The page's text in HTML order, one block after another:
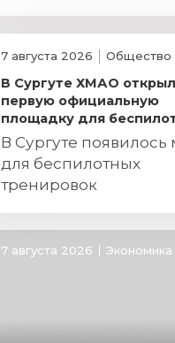
7 августа 2026 Общество
В Сургуте ХМАО
первую официальную
площадку для
В Сургуте появилось
для беспилотных
тренировок
7 августа 2026 Экономика